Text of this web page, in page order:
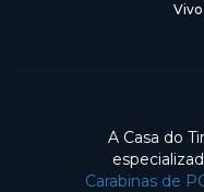
A Casa do
Carabinas de